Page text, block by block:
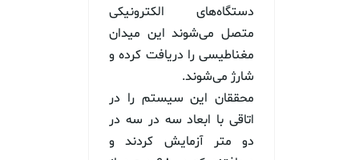
دستگاه‌های الکترونیکی
متصل می‌شوند این میدان
مغناطیسی را دریافت کرده و
شارژ می‌شوند.
محققان این سیستم را در
اتاقی با ابعاد سه در سه در
دو متر آزمایش کردند و